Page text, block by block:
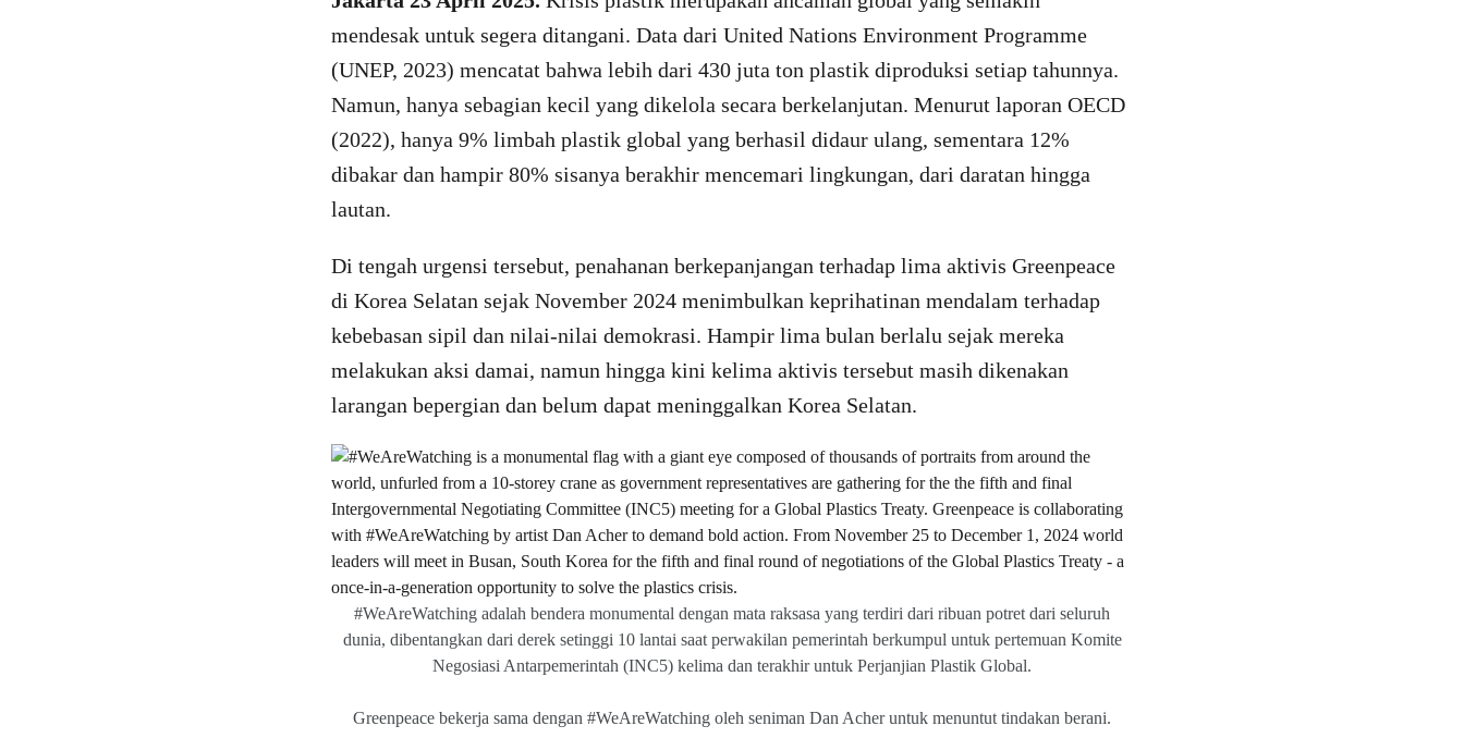
mendesak untuk segera ditangani. Data dari United Nations Environment Programme
(UNEP, 2023) mencatat bahwa lebih dari 430 juta ton plastik diproduksi setiap tahunnya.
Namun, hanya sebagian kecil yang dikelola secara berkelanjutan. Menurut laporan OECD
(2022), hanya 9% limbah plastik global yang berhasil didaur ulang, sementara 12%
dibakar dan hampir 80% sisanya berakhir mencemari lingkungan, dari daratan hingga
lautan.
Di tengah urgensi tersebut, penahanan berkepanjangan terhadap lima aktivis Greenpeace
di Korea Selatan sejak November 2024 menimbulkan keprihatinan mendalam terhadap
kebebasan sipil dan nilai-nilai demokrasi. Hampir lima bulan berlalu sejak mereka
melakukan aksi damai, namun hingga kini kelima aktivis tersebut masih dikenakan
larangan bepergian dan belum dapat meninggalkan Korea Selatan.
#WeAreWatching adalah bendera monumental dengan mata raksasa yang terdiri dari ribuan potret dari seluruh
dunia, dibentangkan dari derek setinggi 10 lantai saat perwakilan pemerintah berkumpul untuk pertemuan Komite
Negosiasi Antarpemerintah (INC5) kelima dan terakhir untuk Perjanjian Plastik Global.
Greenpeace bekerja sama dengan #WeAreWatching oleh seniman Dan Acher untuk menuntut tindakan berani.